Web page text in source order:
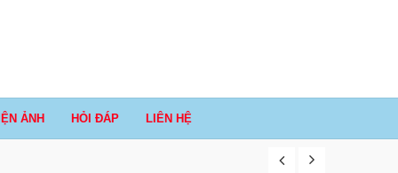
ẢNH HỎI ĐÁP LIÊN HỆ